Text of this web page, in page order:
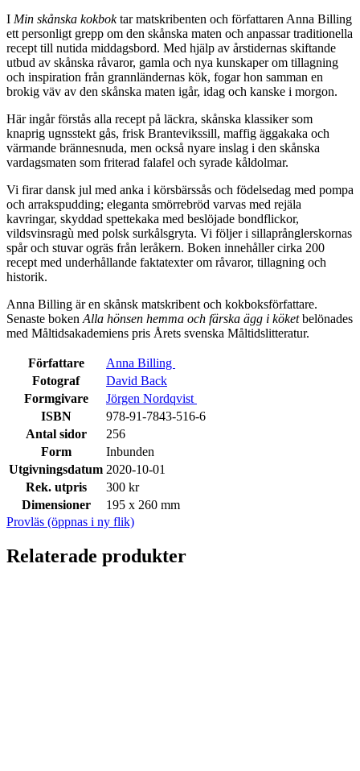
I Min skånska kokboktar matskribenten och författaren Anna Billing
ett personligt grepp om den skånska maten och anpassar traditionella
recept till nutida middagsbord. Med hjälp av årstidernas skiftande
utbud av skånska råvaror, gamla och nya kunskaper om tillagning
och inspiration från grannländernas kök, fogar hon samman en
brokig väv av den skånska maten igår, idag och kanske i morgon.
Här ingår förstås alla recept på läckra, skånska klassiker som
knaprig ugnsstekt gås, frisk Brantevikssill, maffig äggakaka och
värmande brännesnuda, men också nyare inslag i den skånska
vardagsmaten som friterad falafel och syrade kåldolmar.
Vi firar dansk jul med anka i körsbärssås och födelsedag med pompa
och arrakspudding; eleganta smörrebröd varvas med rejäla
kavringar, skyddad spettekaka med beslöjade bondflickor,
vildsvinsragù med polsk surkålsgryta. Vi följer i sillaprånglerskornas
spår och stuvar ogräs från leråkern. Boken innehåller cirka 200
recept med underhållande faktatexter om råvaror, tillagning och
historik.
Anna Billing är en skånsk matskribent och kokboksförfattare.
Senaste boken Alla hönsen hemma och färska ägg i köketbelönades
med Måltidsakademiens pris Årets svenska Måltidslitteratur.
Författare
Anna Billing
Fotograf
David Back
Formgivare
Jörgen Nordqvist
ISBN
978-91-7843-516-6
Antal sidor
256
Form
Inbunden
Utgivningsdatum 2020-10-01
Rek. utpris
300 kr
Dimensioner
195 x 260 mm
Provläs (öppnas i ny flik)
Relaterade produkter